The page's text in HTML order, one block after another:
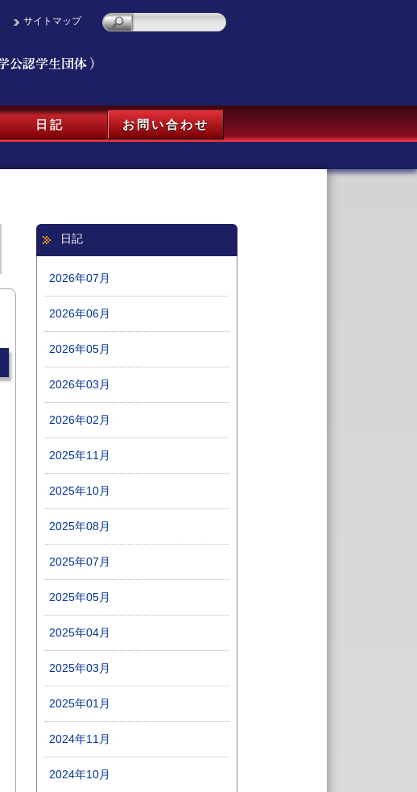
サイトマップ
日記 お問い合わせ
日記
2026年07月
2026年06月
2026年05月
2026年03月
2026年02月
2025年11月
2025年10月
2025年08月
2025年07月
2025年05月
2025年04月
2025年03月
2025年01月
2024年11月
2024年10月